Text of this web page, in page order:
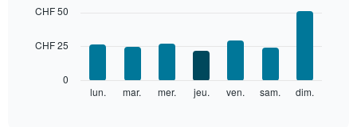
le
axe
indiquent
chart
bars.
lun. mar. mer. jeu. ven. sam. dim.
0
CHF 25
CHF 50